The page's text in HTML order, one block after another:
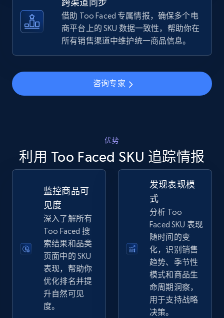
TikTok Shop - discover records by shop url
URL, Title, Available, Description, Currency, Initial
price, Final price, Discount percent, and more.
info, Stars, Feedbacks, Return policy, and more.
2.5K+ 378+ 立即开始
URL, Product id, Title, Seller name, Seller rating,
Seller reviews, Breadcrumbs, Root category, and
more.
2.5K+ 359+ 立即开始
跨渠道同步
借助 Too Faced 专属情报，确保多个电
商平台上的 SKU 数据一致性，帮助你在
所有销售渠道中维护统一商品信息。
咨询专家
优势
利用 Too Faced SKU 追踪情报
监控商品可
见度
深入了解所有
Too Faced 搜
索结果和品类
页面中的 SKU
表现，帮助你
优化排名并提
升自然可见
度。
发现表现模
式
分析 Too
Faced SKU 表现
随时间的变
化，识别销售
趋势、季节性
模式和商品生
命周期洞察，
用于支持战略
决策。